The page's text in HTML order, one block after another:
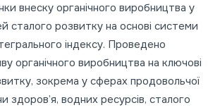
внеску органічного виробництва у
сталого розвитку на основі системи
індексу. Проведено
органічного виробництва на ключові
зокрема у сферах продовольчої
здоров’я, водних ресурсів, сталого